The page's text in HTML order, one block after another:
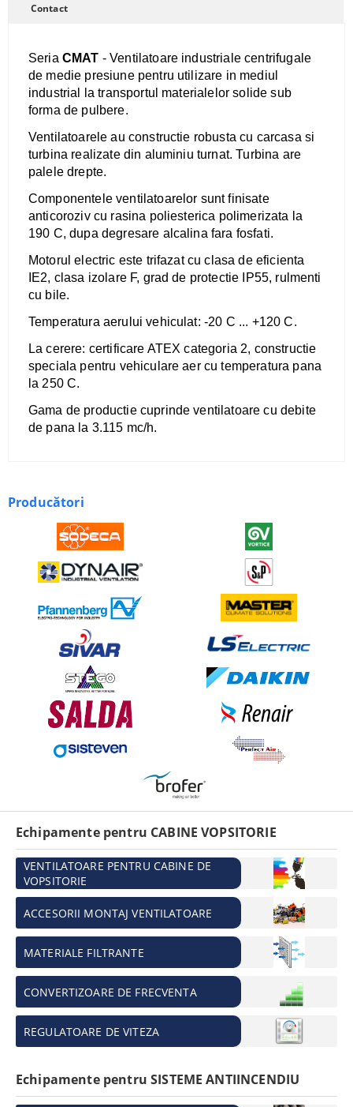
Contact
Seria CMAT - Ventilatoare industriale centrifugale
de medie presiune pentru utilizare in mediul
industrial la transportul materialelor solide sub
forma de pulbere.
Ventilatoarele au constructie robusta cu carcasa si
turbina realizate din aluminiu turnat. Turbina are
palele drepte.
Componentele ventilatoarelor sunt finisate
anticoroziv cu rasina poliesterica polimerizata la
190 C, dupa degresare alcalina fara fosfati.
Motorul electric este trifazat cu clasa de eficienta
IE2, clasa izolare F, grad de protectie IP55, rulmenti
cu bile.
Temperatura aerului vehiculat: -20 C ... +120 C.
La cerere: certificare ATEX categoria 2, constructie
speciala pentru vehiculare aer cu temperatura pana
la 250 C.
​Gama de productie cuprinde ventilatoare cu debite
de pana la 3.115 mc/h.
Producători
Echipamente pentru CABINE VOPSITORIE
VENTILATOARE PENTRU CABINE DE
VOPSITORIE
ACCESORII MONTAJ VENTILATOARE
MATERIALE FILTRANTE
CONVERTIZOARE DE FRECVENTA
REGULATOARE DE VITEZA
Echipamente pentru SISTEME ANTIINCENDIU